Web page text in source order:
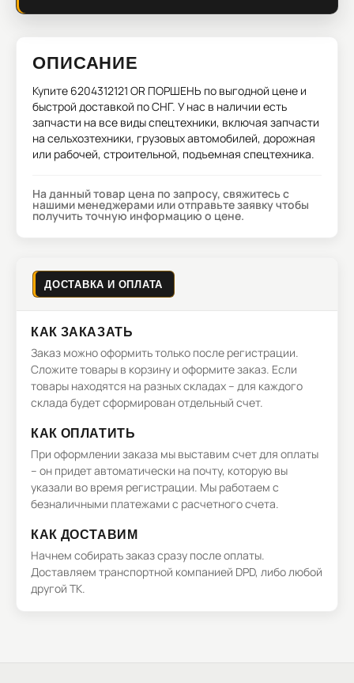
ОПИСАНИЕ
Купите 6204312121 OR ПОРШЕНЬ по выгодной цене и
быстрой доставкой по СНГ. У нас в наличии есть
запчасти на все виды спецтехники, включая запчасти
на сельхозтехники, грузовых автомобилей, дорожная
или рабочей, строительной, подъемная спецтехника.
На данный товар цена по запросу, свяжитесь с
нашими менеджерами или отправьте заявку чтобы
получить точную информацию о цене.
ДОСТАВКА И ОПЛАТА
КАК ЗАКАЗАТЬ
Заказ можно оформить только после регистрации.
Сложите товары в корзину и оформите заказ. Если
товары находятся на разных складах – для каждого
склада будет сформирован отдельный счет.
КАК ОПЛАТИТЬ
При оформлении заказа мы выставим счет для оплаты
– он придет автоматически на почту, которую вы
указали во время регистрации. Мы работаем с
безналичными платежами с расчетного счета.
КАК ДОСТАВИМ
Начнем собирать заказ сразу после оплаты.
Доставляем транспортной компанией DPD, либо любой
другой ТК.